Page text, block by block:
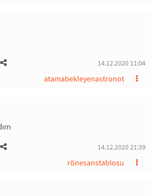
14.12.2020 11:04
atamabekleyenastronot
14.12.2020 21:39
rönesanstablosu